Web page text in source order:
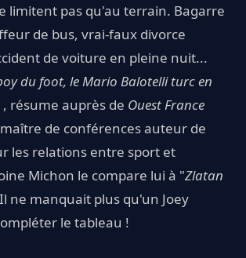
limitent pas qu'au terrain. Bagarre
de bus, vrai-faux divorce
de voiture en pleine nuit...
du foot, le Mario Balotelli turc en
, résume auprès de Ouest France
de conférences auteur de
les relations entre sport et
Michon le compare lui à "Zlatan
ne manquait plus qu'un Joey
le tableau !